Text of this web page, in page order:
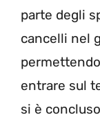
parte degli
cancelli nel
entrare sul
si è